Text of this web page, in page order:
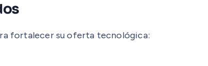
fortalecer su oferta tecnológica: